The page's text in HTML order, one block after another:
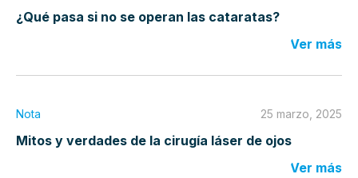
¿Qué pasa si no se operan las cataratas?
Ver más
Nota 25 marzo, 2025
Mitos y verdades de la cirugía láser de ojos
Ver más